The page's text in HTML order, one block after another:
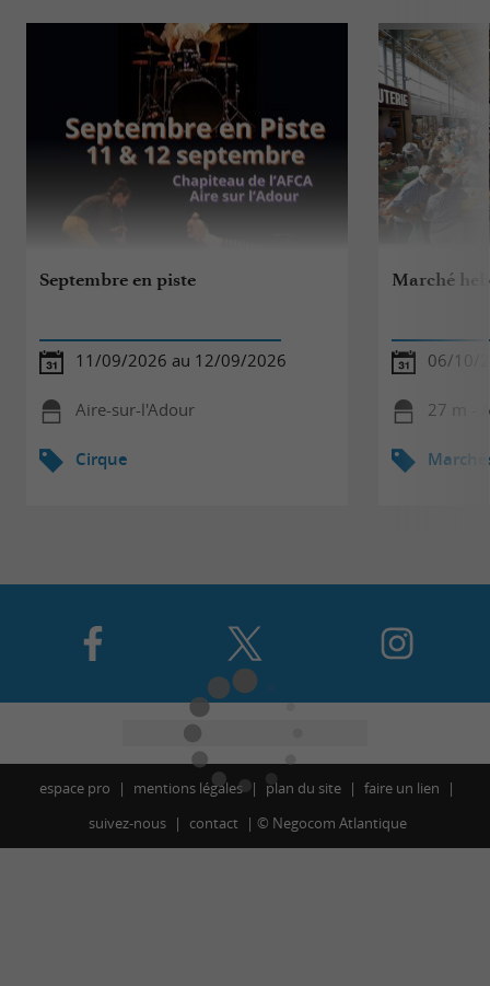
Septembre en piste
11/09/2026 au 12/09/2026
Aire-sur-l'Adour
Cirque
Marché
06/10/
27 m -
espace pro mentions légales plan du site
faire un lien
suivez-nous
contact © Negocom Atlantique